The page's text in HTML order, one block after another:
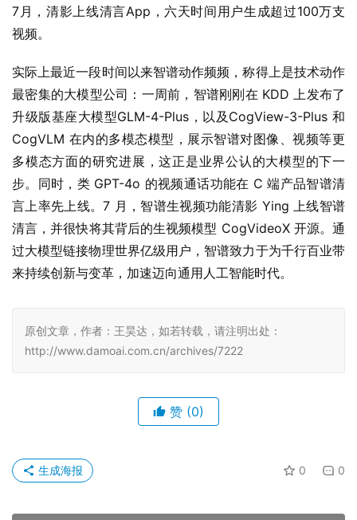
7月，清影上线清言App，六天时间用户生成超过100万支
视频。
实际上最近一段时间以来智谱动作频频，称得上是技术动作
最密集的大模型公司：一周前，智谱刚刚在 KDD 上发布了
升级版基座大模型GLM-4-Plus，以及CogView-3-Plus 和
CogVLM 在内的多模态模型，展示智谱对图像、视频等更
多模态方面的研究进展，这正是业界公认的大模型的下一
步。同时，类 GPT-4o 的视频通话功能在 C 端产品智谱清
言上率先上线。7 月，智谱生视频功能清影 Ying 上线智谱
清言，并很快将其背后的生视频模型 CogVideoX 开源。通
过大模型链接物理世界亿级用户，智谱致力于为千行百业带
来持续创新与变革，加速迈向通用人工智能时代。
原创文章，作者：王昊达，如若转载，请注明出处：
http://www.damoai.com.cn/archives/7222
赞 (0)
0 0
生成海报